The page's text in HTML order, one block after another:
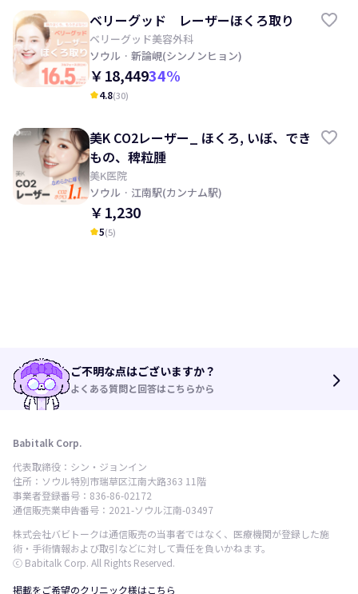
ベリーグッド レーザーほくろ取り
ベリーグッド美容外科
ソウル · 新論峴(シンノンヒョン)
￥18,44934%
kid_star4.8(30)
美K CO2レーザー_ ほくろ, いぼ、でき
もの、稗粒腫
美K医院
ソウル · 江南駅(カンナム駅)
￥1,230
kid_star5(5)
ご不明な点はございますか？
よくある質問と回答はこちらから arrow_forward_ios
Babitalk Corp.
代表取締役：シン・ジョンイン
住所：ソウル特別市瑞草区江南大路363 11階
事業者登録番号：836-86-02172
通信販売業申告番号：2021-ソウル江南-03497
株式会社バビトークは通信販売の当事者ではなく、医療機関が登録した施
術・手術情報および取引などに対して責任を負いかねます。
ⓒ Babitalk Corp. All Rights Reserved.
掲載をご希望のクリニック様はこちら